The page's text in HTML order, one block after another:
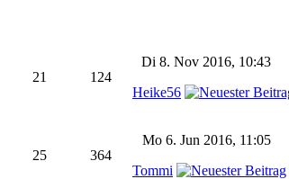
21 124
Di 8. Nov 2016, 10:43
Heike56
25 364
Mo 6. Jun 2016, 11:05
Tommi